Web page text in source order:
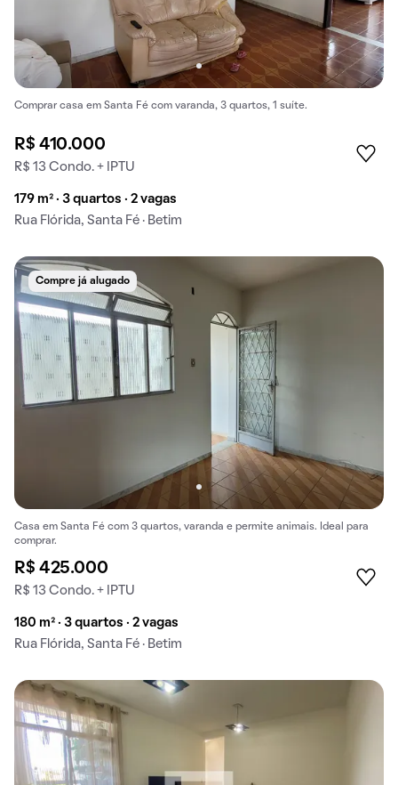
Comprar casa em Santa Fé com varanda, 3 quartos, 1 suíte.
R$ 410.000
R$ 13 Condo. + IPTU
179 m² · 3 quartos · 2 vagas
Rua Flórida, Santa Fé · Betim
Compre já alugado
Casa em Santa Fé com 3 quartos, varanda e permite animais. Ideal para
comprar.
R$ 425.000
R$ 13 Condo. + IPTU
180 m² · 3 quartos · 2 vagas
Rua Flórida, Santa Fé · Betim